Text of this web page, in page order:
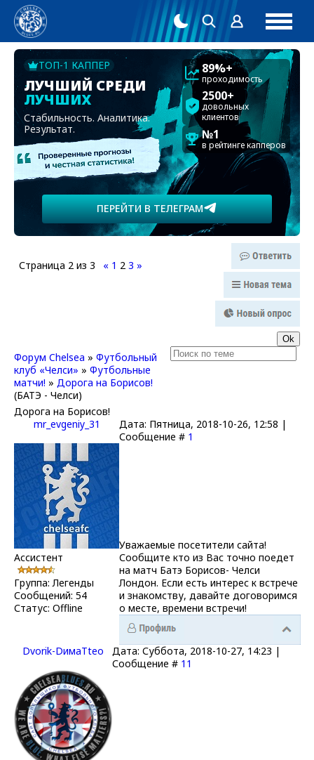
ТОП-1 КАППЕР
ЛУЧШИЙ СРЕДИ
ЛУЧШИХ
Стабильность. Аналитика.
Результат.
89%+
проходимость
2500+
довольных
клиентов
№1
в рейтинге капперов
ПЕРЕЙТИ В ТЕЛЕГРАМ
Страница 2 из 3 « 1 2 3 »
Форум Chelsea » Футбольный
клуб «Челси» » Футбольные
матчи! » Дорога на Борисов!
(БАТЭ - Челси)
Дорога на Борисов!
mr_evgeniy_31
Дата: Пятница, 2018-10-26, 12:58 |
Сообщение # 1
Ассистент
Группа: Легенды
Сообщений: 54
Статус: Offline
Уважаемые посетители сайта!
Сообщите кто из Вас точно поедет
на матч Батэ Борисов- Челси
Лондон. Если есть интерес к встрече
и знакомству, давайте договоримся
о месте, времени встречи!
Dvorik-DимаTteo
Дата: Суббота, 2018-10-27, 14:23 |
Сообщение # 11